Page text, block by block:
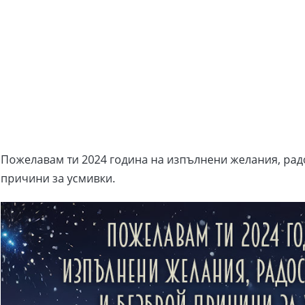
Пожелавам ти 2024 година на изпълнени желания,
причини за усмивки.